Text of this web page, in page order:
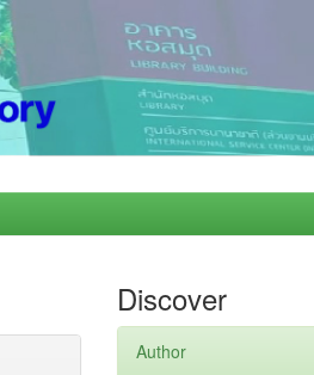
Discover
Author